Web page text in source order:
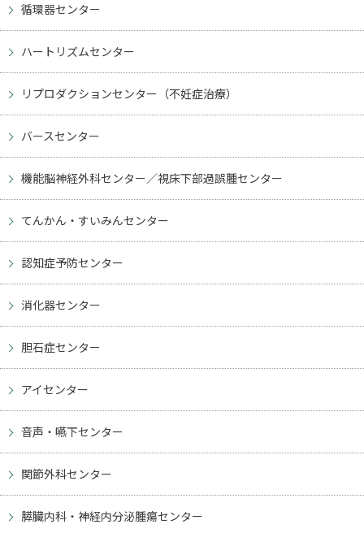
循環器センター
ハートリズムセンター
リプロダクションセンター（不妊症治療）
バースセンター
機能脳神経外科センター／視床下部過誤腫センター
てんかん・すいみんセンター
認知症予防センター
消化器センター
胆石症センター
アイセンター
音声・嚥下センター
関節外科センター
膵臓内科・神経内分泌腫瘍センター